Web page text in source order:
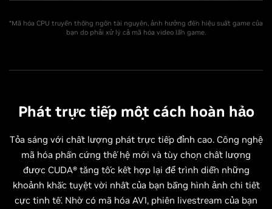
*Mã hóa CPU truyền thống ngốn tài nguyên, ảnh hưởng đến hiệu suất game của
bạn do phải xử lý cả mã hóa video lẫn game.
Phát trực tiếp một cách hoàn hảo
Tỏa sáng với chất lượng phát trực tiếp đỉnh cao. Công nghệ
mã hóa phần cứng thế hệ mới và tùy chọn chất lượng
được CUDA® tăng tốc kết hợp lại để trình diễn những
khoảnh khắc tuyệt vời nhất của bạn bằng hình ảnh chi tiết
cực tinh tế. Nhờ có mã hóa AV1, phiên livestream của bạn